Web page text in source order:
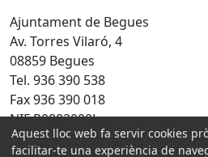
Ajuntament de Begues
Av. Torres Vilaró, 4
08859 Begues
Tel. 936 390 538
Fax 936 390 018
NIF P0802000J
Amb la col·laboració de:
Aquest lloc web fa servir cookies
facilitar-te una experiència de